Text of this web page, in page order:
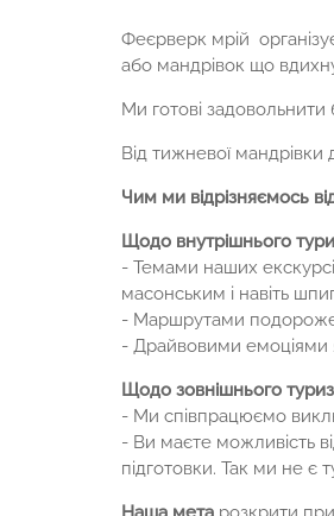
Феєрверк мрій
або мандрівок що
Ми готові
Від тижневої
Чим ми відрізняємось
Щодо внутрішнього
- Темами наших
масонським і навіть
- Маршрутами
- Драйвовими емоціями
Щодо зовнішнього
- Ми співпрацюємо
- Ви маєте можливість
підготовки. Так ми не